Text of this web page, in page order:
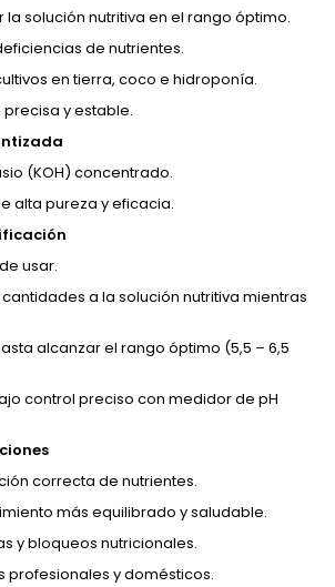
la solución nutritiva en el rango óptimo.
de nutrientes.
en tierra, coco e hidroponía.
y estable.
(KOH) concentrado.
alta pureza y eficacia.
usar.
a la solución nutritiva mientras
alcanzar el rango óptimo (5,5 – 6,5
control preciso con medidor de pH
correcta de nutrientes.
más equilibrado y saludable.
y bloqueos nutricionales.
profesionales y domésticos.